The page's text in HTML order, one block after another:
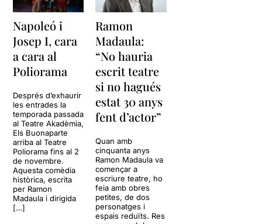
Napoleó i
Josep I, cara
a cara al
Poliorama
Després d’exhaurir
les entrades la
temporada passada
al Teatre Akadèmia,
Els Buonaparte
arriba al Teatre
Poliorama fins al 2
de novembre.
Aquesta comèdia
històrica, escrita
per Ramon
Madaula i dirigida
[…]
Ramon
Madaula:
“No hauria
escrit teatre
si no hagués
estat 30 anys
fent d’actor”
Quan amb
cinquanta anys
Ramon Madaula va
començar a
escriure teatre, ho
feia amb obres
petites, de dos
personatges i
espais reduïts. Res